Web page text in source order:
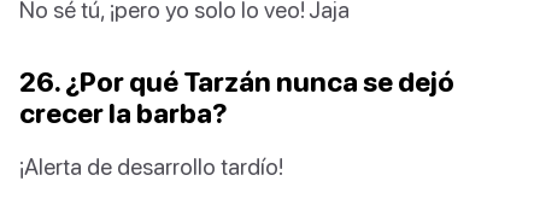
No sé tú, ¡pero yo solo lo veo! Jaja
26. ¿Por qué Tarzán nunca se dejó
crecer la barba?
¡Alerta de desarrollo tardío!